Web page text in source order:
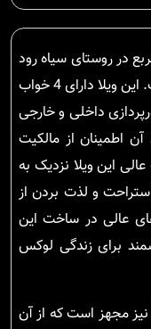
لاکچری با متراژ 650 متر مربع در روستای سیاه رود
در نوشهر منطقه سیسنگان واقع شده است. این ویلا دارای 4 خواب
داخلی و خارجی
اطمینان از مالکیت
این ویلا نزدیک به
و لذت بردن از
عالی در ساخت این
برای زندگی لوکس
نیز مجهز است که از آن